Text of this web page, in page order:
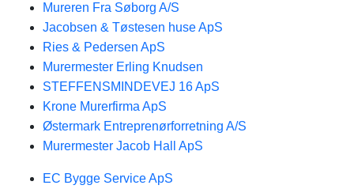
Mureren Fra Søborg A/S
Jacobsen & Tøstesen huse ApS
Ries & Pedersen ApS
Murermester Erling Knudsen
STEFFENSMINDEVEJ 16 ApS
Krone Murerfirma ApS
Østermark Entreprenørforretning A/S
Murermester Jacob Hall ApS
EC Bygge Service ApS